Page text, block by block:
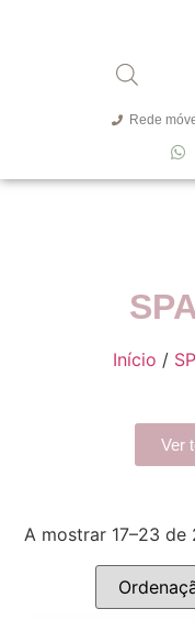
Rede
Início /
Ver
A mostrar 17–23